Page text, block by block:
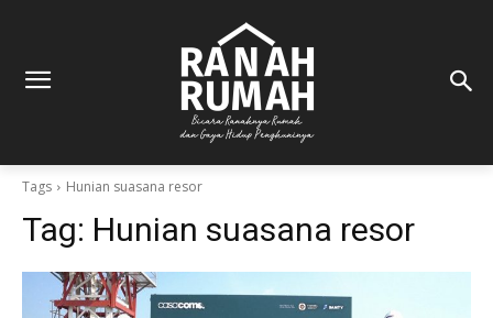
Tags Hunian suasana resor
Tag: Hunian suasana resor